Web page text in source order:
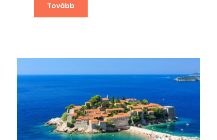
Tovább